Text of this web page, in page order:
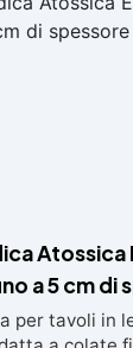
post
BPA free e
a 5 cm di
per tavoli in